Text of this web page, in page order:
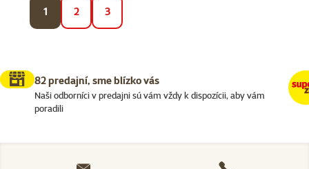
1 2 3
82 predajní, sme blízko vás
Naši odborníci v predajni sú vám vždy k dispozícii, aby vám
poradili